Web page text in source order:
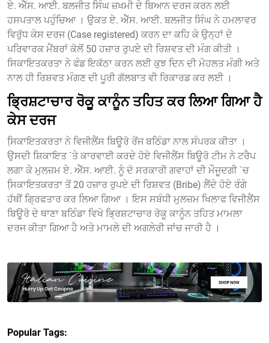
ਏ. ਐੱਸ. ਆਈ. ਬਲਜੀਤ ਸਿੰਘ ਜ਼ਖਮੀ ਦੇ ਬਿਆਨ ਦਰਜ ਕਰਨ ਲਈ
ਹਸਪਤਾਲ ਪਹੁੰਚਿਆ । ਉਕਤ ਏ. ਐੱਸ. ਆਈ. ਬਲਜੀਤ ਸਿੰਘ ਨੇ ਹਮਲਾਵਰ
ਵਿਰੁੱਧ ਕੇਸ ਦਰਜ (Case registered) ਕਰਨ ਦਾ ਕਹਿ ਕੇ ਉਨ੍ਹਾਂ ਦੇ
ਪਰਿਵਾਰਕ ਮੈਂਬਰਾਂ ਕੋਲੋਂ 50 ਹਜ਼ਾਰ ਰੁਪਏ ਦੀ ਰਿਸ਼ਵਤ ਦੀ ਮੰਗ ਕੀਤੀ ।
ਸਿਕਾਇਤਕਰਤਾ ਨੇ ਫੰਡ ਇਕੱਠਾ ਕਰਨ ਲਈ ਕੁਝ ਦਿਨ ਦੀ ਮੋਹਲਤ ਮੰਗੀ ਅਤੇ
ਨਾਲ ਹੀ ਰਿਸ਼ਵਤ ਮੰਗਣ ਦੀ ਪੂਰੀ ਗੱਲਬਾਤ ਵੀ ਰਿਕਾਰਡ ਕਰ ਲਈ ।
ਭ੍ਰਿਸ਼ਟਾਚਾਰ ਰੋਕੂ ਕਾਨੂੰਨ ਤਹਿਤ ਕਰ ਲਿਆ ਗਿਆ ਹੈ
ਕੇਸ ਦਰਜ
ਸਿ਼ਕਾਇਤਕਰਤਾ ਨੇ ਵਿਜੀਲੈਂਸ ਬਿਊਰੋ ਰੇਂਜ ਬਠਿੰਡਾ ਨਾਲ ਸੰਪਰਕ ਕੀਤਾ ।
ਉਸਦੀ ਸ਼ਿਕਾਇਤ `ਤੇ ਕਾਰਵਾਈ ਕਰਦੇ ਹੋਏ ਵਿਜੀਲੈਂਸ ਬਿਊਰੋ ਟੀਮ ਨੇ ਟਰੈਪ
ਲਗਾ ਕੇ ਮੁਲਜ਼ਮ ਏ. ਐੱਸ. ਆਈ. ਨੂੰ ਦੋ ਸਰਕਾਰੀ ਗਵਾਹਾਂ ਦੀ ਮੌਜੂਦਗੀ `ਚ
ਸਿ਼ਕਾਇਤਕਰਤਾ ਤੋਂ 20 ਹਜ਼ਾਰ ਰੁਪਏ ਦੀ ਰਿਸ਼ਵਤ (Bribe) ਲੈਂਦੇ ਹੋਏ ਰੰਗੇ
ਹੱਥੀਂ ਗ੍ਰਿਫਤਾਰ ਕਰ ਲਿਆ ਗਿਆ । ਇਸ ਸਬੰਧੀ ਮੁਲਜ਼ਮ ਖਿਲਾਫ ਵਿਜੀਲੈਂਸ
ਬਿਊਰੋ ਦੇ ਥਾਣਾ ਬਠਿੰਡਾ ਵਿਖੇ ਭ੍ਰਿਸ਼ਟਾਚਾਰ ਰੋਕੂ ਕਾਨੂੰਨ ਤਹਿਤ ਮਾਮਲਾ
ਦਰਜ ਕੀਤਾ ਗਿਆ ਹੈ ਅਤੇ ਮਾਮਲੇ ਦੀ ਅਗਲੇਰੀ ਜਾਂਚ ਜਾਰੀ ਹੈ ।
Popular Tags: